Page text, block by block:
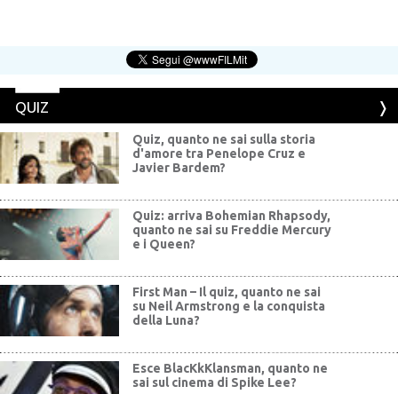
QUIZ
Quiz, quanto ne sai sulla storia
d'amore tra Penelope Cruz e
Javier Bardem?
Quiz: arriva Bohemian Rhapsody,
quanto ne sai su Freddie Mercury
e i Queen?
First Man – Il quiz, quanto ne sai
su Neil Armstrong e la conquista
della Luna?
Esce BlacKkKlansman, quanto ne
sai sul cinema di Spike Lee?